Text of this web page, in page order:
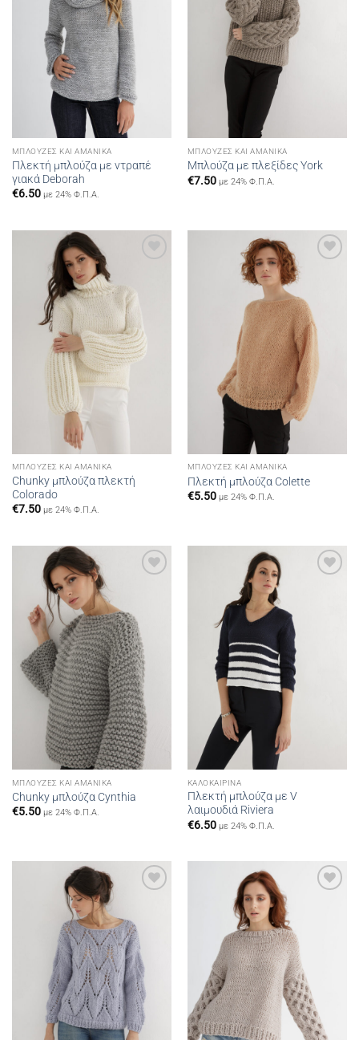
ΜΠΛΟΎΖΕΣ ΚΑΙ ΑΜΆΝΙΚΑ
Πλεκτή μπλούζα με ντραπέ
γιακά Deborah
€6.50 με 24% Φ.Π.Α.
ΜΠΛΟΎΖΕΣ ΚΑΙ ΑΜΆΝΙΚΑ
Μπλούζα με πλεξίδες York
€7.50 με 24% Φ.Π.Α.
ΜΠΛΟΎΖΕΣ ΚΑΙ ΑΜΆΝΙΚΑ
Chunky μπλούζα πλεκτή
Colorado
€7.50 με 24% Φ.Π.Α.
ΜΠΛΟΎΖΕΣ ΚΑΙ ΑΜΆΝΙΚΑ
Πλεκτή μπλούζα Colette
€5.50 με 24% Φ.Π.Α.
ΜΠΛΟΎΖΕΣ ΚΑΙ ΑΜΆΝΙΚΑ
Chunky μπλούζα Cynthia
€5.50 με 24% Φ.Π.Α.
ΚΑΛΟΚΑΙΡΙΝΆ
Πλεκτή μπλούζα με V
λαιμουδιά Riviera
€6.50 με 24% Φ.Π.Α.